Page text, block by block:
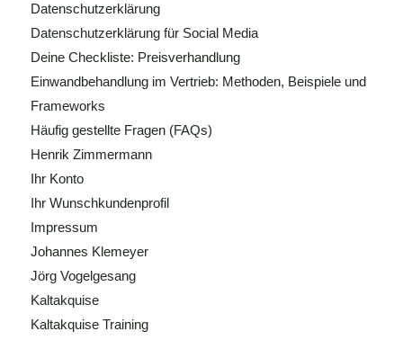
Datenschutzerklärung
Datenschutzerklärung für Social Media
Deine Checkliste: Preisverhandlung
Einwandbehandlung im Vertrieb: Methoden, Beispiele und
Frameworks
Häufig gestellte Fragen (FAQs)
Henrik Zimmermann
Ihr Konto
Ihr Wunschkundenprofil
Impressum
Johannes Klemeyer
Jörg Vogelgesang
Kaltakquise
Kaltakquise Training